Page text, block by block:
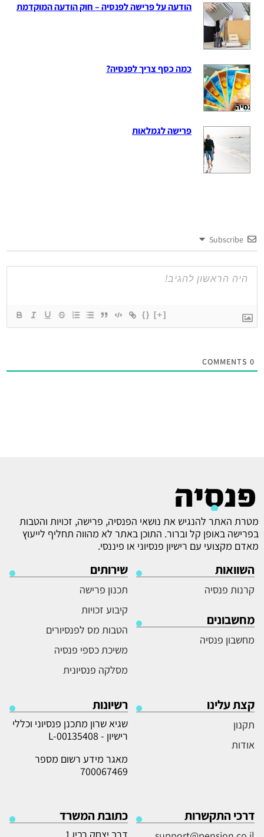
הודעה על פרישה לפנסיה – חוק הודעה המוקדמת
כמה כסף צריך לפנסיה?
פרישה לגמלאות
Subscribe
{} [+]
0
מטרת האתר להנגיש את נושאי הפנסיה, פרישה, זכויות והטבות
בפרישה באופן קל וברור. התוכן באתר לא מהווה תחליף לייעוץ
מאדם מקצועי עם רישיון פנסיוני או פיננסי.
השוואות
קרנות פנסיה
מחשבונים
מחשבון פנסיה
שירותים
תכנון פרישה
קיבוע זכויות
הטבות מס לפנסיורים
משיכת כספי פנסיה
מסלקה פנסיונית
קצת עלינו
תקנון
אודות
רשיונות
שגיא שרון מתכנן פנסיוני וכללי
רישיון - L-00135408
מאגר מידע רשום מספר
700067469
דרכי התקשרות כתובת המשרד
דרך יצחק רבין 1,